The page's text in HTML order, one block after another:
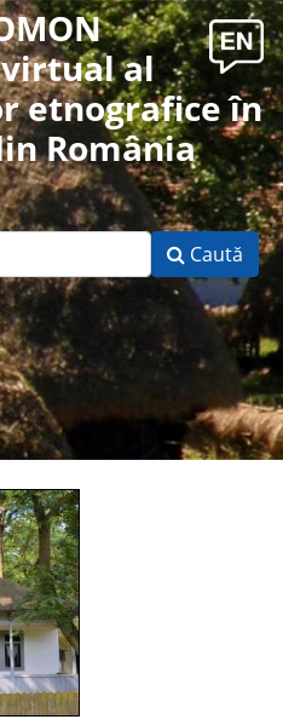
al
etnografice în
România
Caută